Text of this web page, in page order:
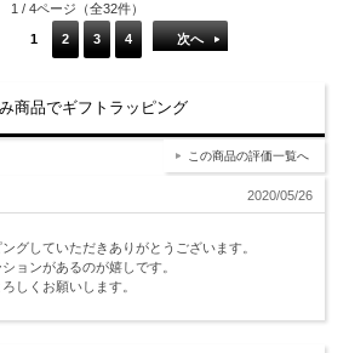
1 / 4ページ（全32件）
1 2 3 4 次へ
商品でギフトラッピング
この商品の評価一覧へ
2020/05/26
グしていただきありがとうございます。
ョンがあるのが嬉しです。
しくお願いします。